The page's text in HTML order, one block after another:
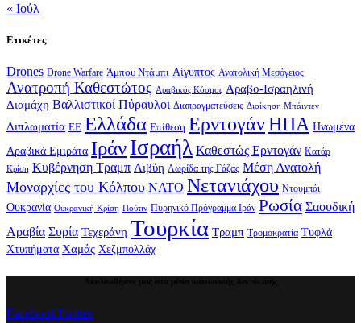
« Ιούλ
Ετικέτες
Drones Drone Warfare Άμπου Ντάμπι Αίγυπτος Ανατολική Μεσόγειος
Ανατροπή Καθεστώτος Αραβικός Κόσμος Αραβο-Ισραηλινή
Διαμάχη Βαλλιστικοί Πύραυλοι Διαπραγματεύσεις Διοίκηση Μπάιντεν
Διπλωματία ΕΕ Ελλάδα Επίθεση ΕρντογάνΗΠΑ Ηνωμένα
Αραβικά Εμιράτα ΙράνΙσραήλ Καθεστώς Ερντογάν Κατάρ
Κρίση Κυβέρνηση Τραμπ Λιβύη Λωρίδα της Γάζας Μέση Ανατολή
Μοναρχίες του Κόλπου ΝΑΤΟ Νετανιάχου Ντουμπάι
Ουκρανία Ουκρανική Κρίση Πούτιν Πυρηνικό Πρόγραμμα Ιράν Ρωσία Σαουδική
Αραβία Συρία Τεχεράνη Τουρκία Τραμπ Τρομοκρατία Τυφλά
Χτυπήματα Χαμάς Χεζμπολλάχ
FacebookTwitter